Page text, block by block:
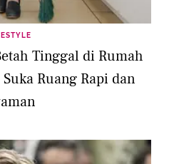
Tinggal di Rumah
Ruang Rapi dan